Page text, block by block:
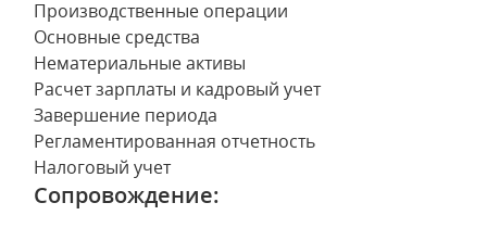
Производственные операции
Основные средства
Нематериальные активы
Расчет зарплаты и кадровый учет
Завершение периода
Регламентированная отчетность
Налоговый учет
Сопровождение: